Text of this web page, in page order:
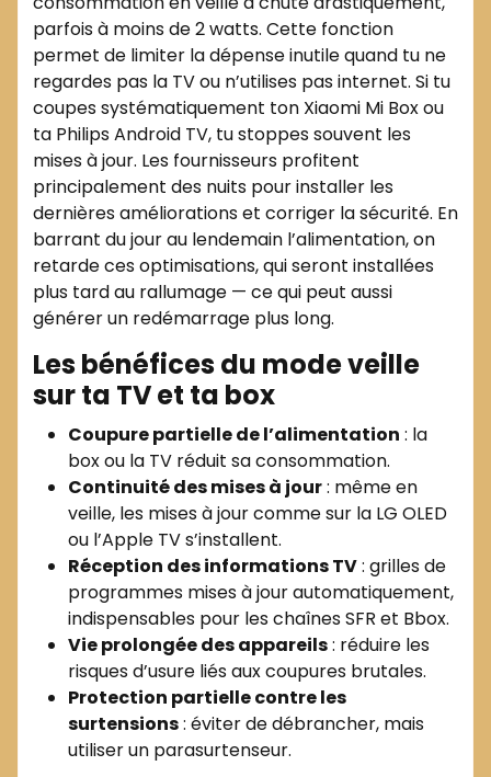
parfois à moins de 2 watts. Cette fonction
permet de limiter la dépense inutile quand tu ne
regardes pas la TV ou n’utilises pas internet. Si tu
coupes systématiquement ton Xiaomi Mi Box ou
ta Philips Android TV, tu stoppes souvent les
mises à jour. Les fournisseurs profitent
principalement des nuits pour installer les
dernières améliorations et corriger la sécurité. En
barrant du jour au lendemain l’alimentation, on
retarde ces optimisations, qui seront installées
plus tard au rallumage — ce qui peut aussi
générer un redémarrage plus long.
Les bénéfices du mode veille
sur ta TV et ta box
Coupure partielle de l’alimentation : la
box ou la TV réduit sa consommation.
Continuité des mises à jour: même en
veille, les mises à jour comme sur la LG OLED
ou l’Apple TV s’installent.
Réception des informations TV: grilles de
programmes mises à jour automatiquement,
indispensables pour les chaînes SFR et Bbox.
Vie prolongée des appareils: réduire les
risques d’usure liés aux coupures brutales.
Protection partielle contre les
surtensions: éviter de débrancher, mais
utiliser un parasurtenseur.